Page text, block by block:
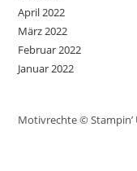
April 2022
März 2022
Februar 2022
Januar 2022
Motivrechte © Stampin’